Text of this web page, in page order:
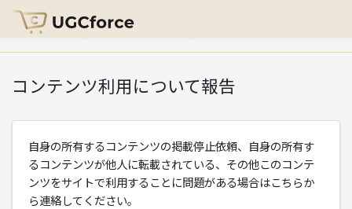
HOME > コンテンツ利用について報告
コンテンツ利用について報告
自身の所有するコンテンツの掲載停止依頼、自身の所有す
るコンテンツが他人に転載されている、その他このコンテ
ンツをサイトで利用することに問題がある場合はこちらか
ら連絡してください。